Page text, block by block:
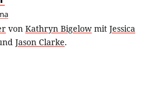
von Kathryn Bigelow mit Jessica
Jason Clarke.